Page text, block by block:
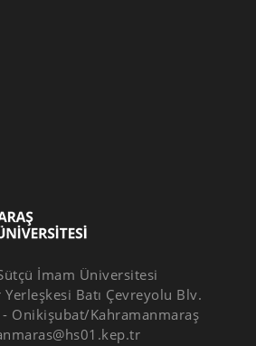
İmam Üniversitesi
Batı Çevreyolu Blv.
Onikişubat/Kahramanmaraş